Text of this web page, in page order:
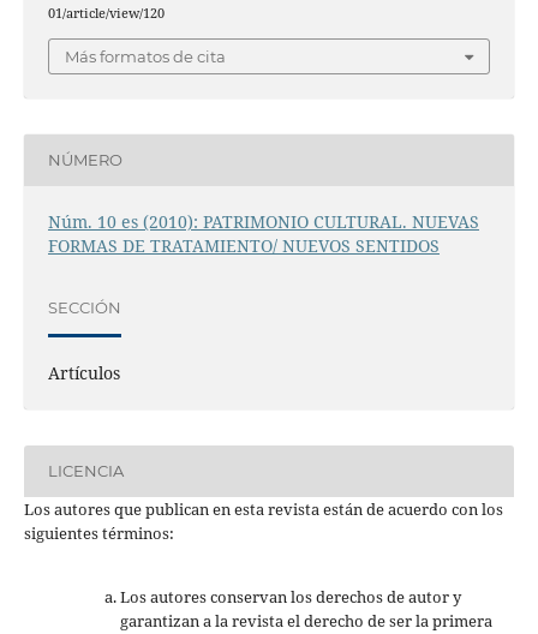
01/article/view/120
Más formatos de cita
NÚMERO
Núm. 10 es (2010): PATRIMONIO CULTURAL. NUEVAS
FORMAS DE TRATAMIENTO/ NUEVOS SENTIDOS
SECCIÓN
Artículos
LICENCIA
Los autores que publican en esta revista están de acuerdo con los
siguientes términos:
Los autores conservan los derechos de autor y
garantizan a la revista el derecho de ser la primera